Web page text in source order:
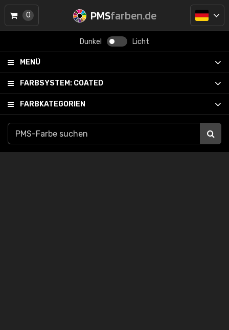
PMSfarben.de
Dunkel Licht
MENÜ
FARBSYSTEM: COATED
FARBKATEGORIEN
0